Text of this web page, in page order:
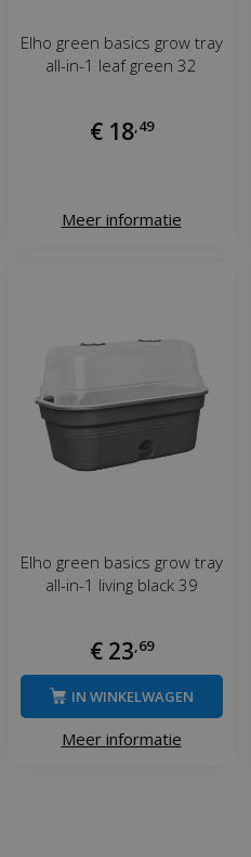
Elho green basics grow tray
all-in-1 leaf green 32
€ 18 49
Meer informatie
Elho green basics grow tray
all-in-1 living black 39
€ 23 69
Meer informatie
IN WINKELWAGEN